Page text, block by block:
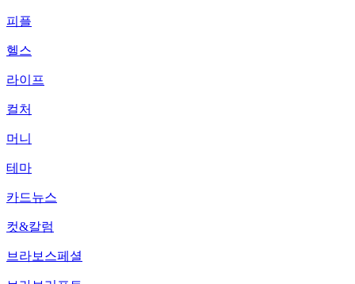
피플
헬스
라이프
컬처
머니
테마
카드뉴스
컷&칼럼
브라보스페셜